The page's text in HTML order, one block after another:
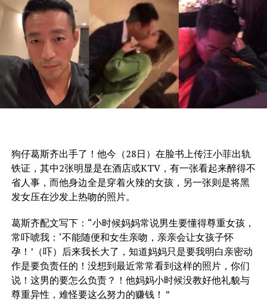
狗仔葛斯齐出手了！他今（28日）在脸书上传汪小菲出轨
铁证，其中2张明显是在酒店或KTV，有一张看起来醉得不
省人事，而他身边全是穿着火辣的女孩，另一张则是将黑
发女压在沙发上热吻的照片。
葛斯齐配文写下：“小时候妈妈常说男生要懂得尊重女孩，
常吓唬我：‘不能随便和女生亲吻，亲亲会让女孩子怀
孕！’（吓）后来我长大了，知道妈妈只是要我明白亲密动
作是要负责任的！没想到最近常常看到这样的照片，你们
说！这男的要怎么负责？！他妈妈小时候没教好他礼貌与
尊重异性，难怪要这么努力的赚钱！ ”